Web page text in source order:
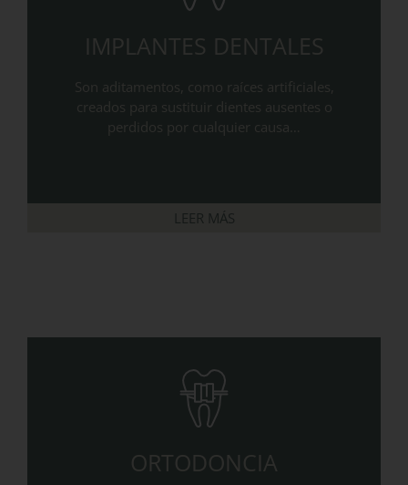
IMPLANTES DENTALES
Son aditamentos, como raíces artificiales,
creados para sustituir dientes ausentes o
perdidos por cualquier causa…
LEER MÁS
ORTODONCIA